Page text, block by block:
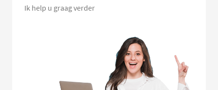
Ik help u graag verder